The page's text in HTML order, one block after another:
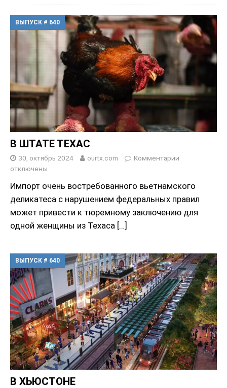
ВЫПУСК # 640
В ШТАТЕ ТЕХАС
30, октябрь 2024 ourtx.com
Комментарии
отключены
Импорт очень востребованного вьетнамского
деликатеса с нарушением федеральных правил
может привести к тюремному заключению для
одной женщины из Техаса […]
ВЫПУСК # 640
В ХЬЮСТОНЕ